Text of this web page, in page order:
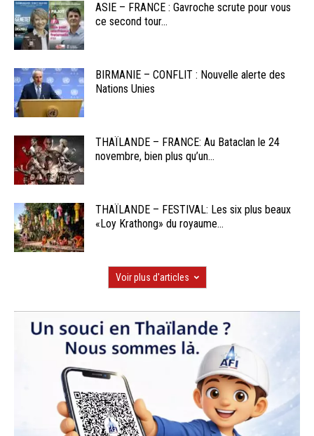
ASIE – FRANCE : Gavroche scrute pour vous
ce second tour...
BIRMANIE – CONFLIT : Nouvelle alerte des
Nations Unies
THAÏLANDE – FRANCE: Au Bataclan le 24
novembre, bien plus qu’un...
THAÏLANDE – FESTIVAL: Les six plus beaux
«Loy Krathong» du royaume...
Voir plus d'articles